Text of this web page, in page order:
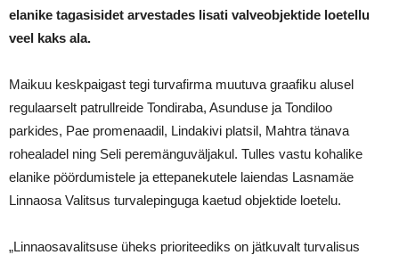
elanike tagasisidet arvestades lisati valveobjektide loetellu
veel kaks ala.
Maikuu keskpaigast tegi turvafirma muutuva graafiku alusel
regulaarselt patrullreide Tondiraba, Asunduse ja Tondiloo
parkides, Pae promenaadil, Lindakivi platsil, Mahtra tänava
rohealadel ning Seli peremänguväljakul. Tulles vastu kohalike
elanike pöördumistele ja ettepanekutele laiendas Lasnamäe
Linnaosa Valitsus turvalepinguga kaetud objektide loetelu.
„Linnaosavalitsuse üheks prioriteediks on jätkuvalt turvalisus